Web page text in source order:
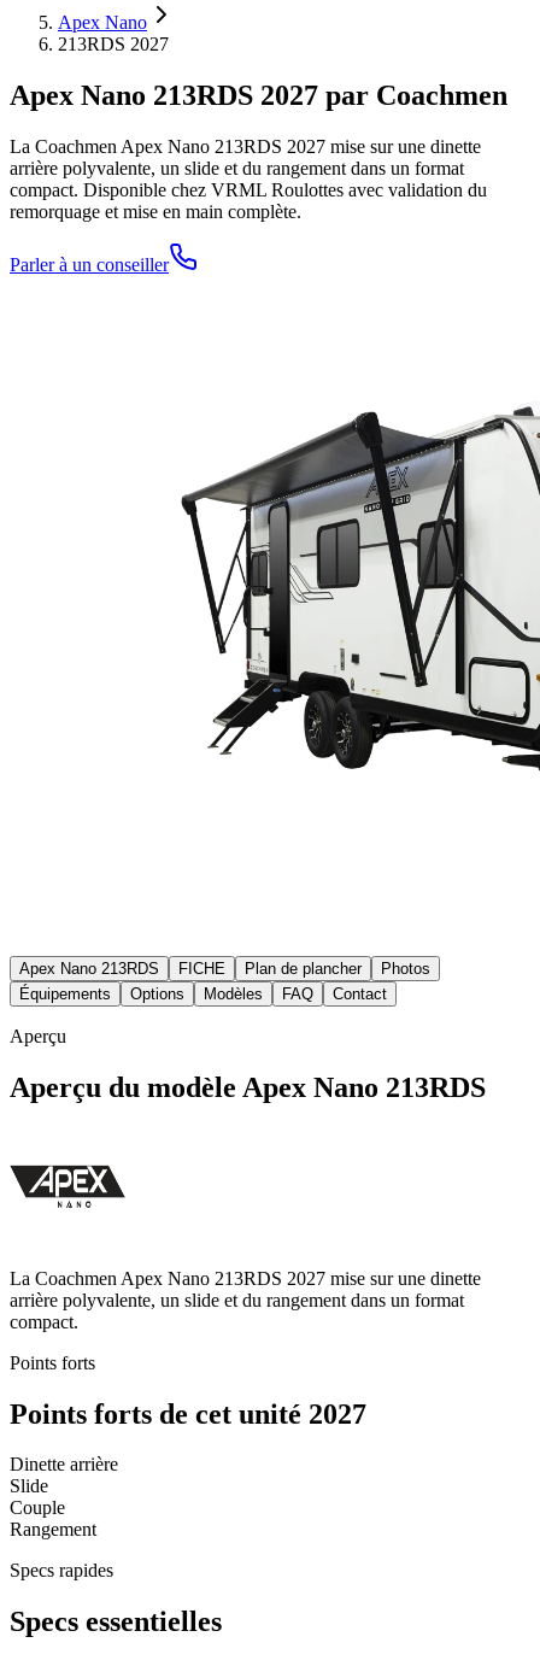
Apex Nano
213RDS 2027
Apex Nano 213RDS 2027 par Coachmen
La Coachmen Apex Nano 213RDS 2027 mise sur une dinette
arrière polyvalente, un slide et du rangement dans un format
compact. Disponible chez VRML Roulottes avec validation du
remorquage et mise en main complète.
Parler à un conseiller
Apex Nano 213RDS FICHE Plan de plancher
Photos
Équipements
Options Modèles FAQ Contact
Aperçu
Aperçu du modèle Apex Nano 213RDS
La Coachmen Apex Nano 213RDS 2027 mise sur une dinette
arrière polyvalente, un slide et du rangement dans un format
compact.
Points forts
Points forts de cet unité 2027
Dinette arrière
Slide
Couple
Rangement
Specs rapides
Specs essentielles